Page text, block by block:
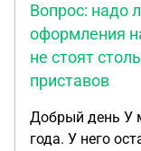
Вопрос: надо
оформления
не стоят
приставов
Добрый день У меня умер отец в декабре 2025
года. У него осталось машина и прицеп. Так же у